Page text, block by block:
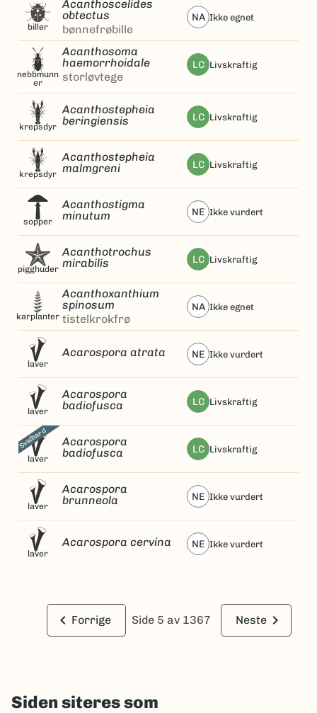
biller
Acanthoscelides
obtectus
bønnefrøbille
NA ikke egnet
nebbmunn
er
Acanthosoma
haemorrhoidale
storløvtege
LC livskraftig
krepsdyr
Acanthostepheia
beringiensis
LC livskraftig
krepsdyr
Acanthostepheia
malmgreni
LC livskraftig
sopper
Acanthostigma
minutum
NE ikke vurdert
pigghuder
Acanthotrochus
mirabilis
LC livskraftig
karplanter
Acanthoxanthium
spinosum
tistelkrokfrø
NA ikke egnet
laver
Acarospora atrata NE ikke vurdert
laver
Acarospora
badiofusca
LC livskraftig
Svalbard
laver
Acarospora
badiofusca
LC livskraftig
laver
Acarospora
brunneola
NE ikke vurdert
laver
Acarospora cervina NE ikke vurdert
keyboard_arrow_left Forrige Side 5 av 1367 Neste keyboard_arrow_right
Siden siteres som